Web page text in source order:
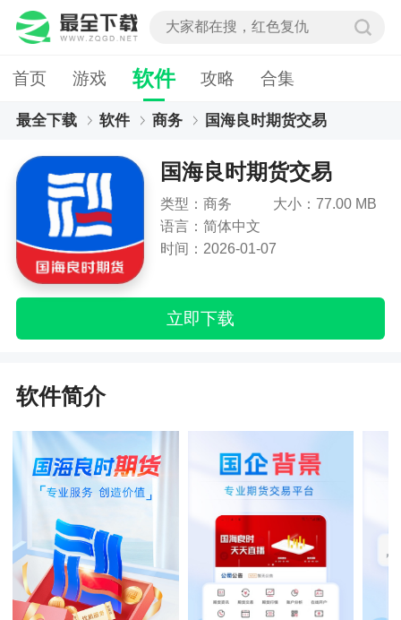
首页 游戏 软件 攻略 合集
最全下载 软件 商务 国海良时期货交易
国海良时期货交易
类型：商务
大小：77.00 MB
语言：简体中文
时间：2026-01-07
立即下载
软件简介